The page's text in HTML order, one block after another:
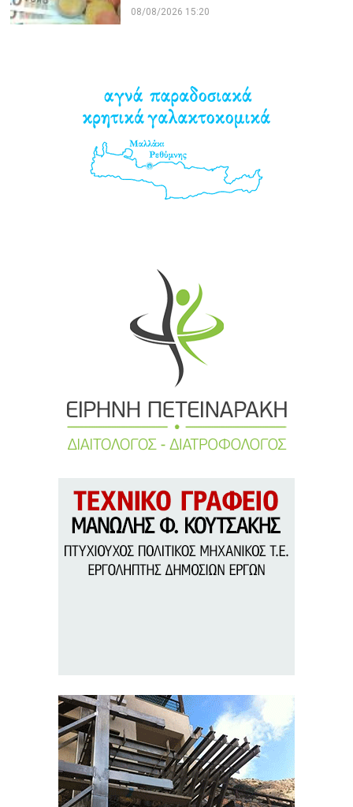
08/08/2026 15:20